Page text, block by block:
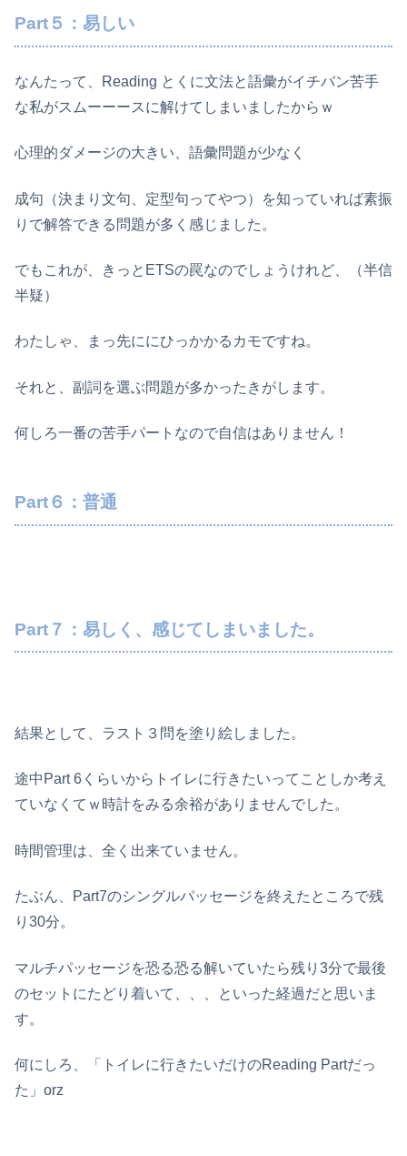
Part５：易しい
なんたって、Reading とくに文法と語彙がイチバン苦手
な私がスムーーースに解けてしまいましたからｗ
心理的ダメージの大きい、語彙問題が少なく
成句（決まり文句、定型句ってやつ）を知っていれば素振
りで解答できる問題が多く感じました。
でもこれが、きっとETSの罠なのでしょうけれど、（半信
半疑）
わたしゃ、まっ先ににひっかかるカモですね。
それと、副詞を選ぶ問題が多かったきがします。
何しろ一番の苦手パートなので自信はありません！
Part６：普通
Part７：易しく、感じてしまいました。
結果として、ラスト３問を塗り絵しました。
途中Part 6くらいからトイレに行きたいってことしか考え
ていなくてｗ時計をみる余裕がありませんでした。
時間管理は、全く出来ていません。
たぶん、Part7のシングルパッセージを終えたところで残
り30分。
マルチパッセージを恐る恐る解いていたら残り3分で最後
のセットにたどり着いて、、、といった経過だと思いま
す。
何にしろ、「トイレに行きたいだけのReading Partだっ
た」orz